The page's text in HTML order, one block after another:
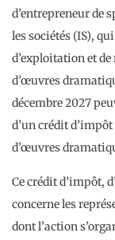
d’entrepreneur de
les sociétés (IS),
d’exploitation et
d’œuvres
décembre 2027
d’un crédit
d’œuvres
Ce crédit d’impôt,
concerne les
dont l’action